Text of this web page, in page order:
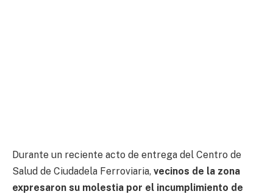
Durante un reciente acto de entrega del Centro de
Salud de Ciudadela Ferroviaria, vecinos de la zona
expresaron su molestia por el incumplimiento de